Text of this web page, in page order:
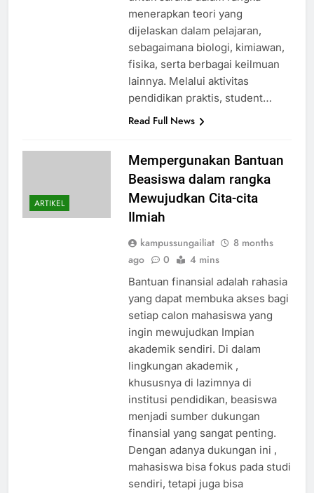
menerapkan teori yang
dijelaskan dalam pelajaran,
sebagaimana biologi, kimiawan,
fisika, serta berbagai keilmuan
lainnya. Melalui aktivitas
pendidikan praktis, student…
Read Full News
ARTIKEL
Mempergunakan Bantuan
Beasiswa dalam rangka
Mewujudkan Cita-cita
Ilmiah
kampussungailiat
8 months
ago
0 4 mins
Bantuan finansial adalah rahasia
yang dapat membuka akses bagi
setiap calon mahasiswa yang
ingin mewujudkan Impian
akademik sendiri. Di dalam
lingkungan akademik ,
khususnya di lazimnya di
institusi pendidikan, beasiswa
menjadi sumber dukungan
finansial yang sangat penting.
Dengan adanya dukungan ini ,
mahasiswa bisa fokus pada studi
sendiri, tetapi juga bisa